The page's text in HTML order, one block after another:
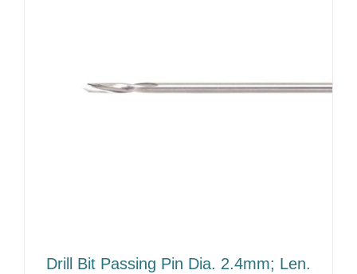
Drill Bit Passing Pin Dia. 2.4mm; Len.